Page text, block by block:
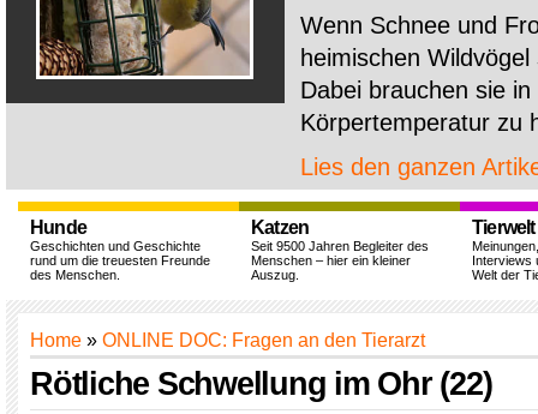
Wenn Schnee und
heimischen
Dabei brauchen sie
Körpertemperatur zu
Lies den ganzen
Hunde
Geschichten und Geschichte
rund um die treuesten Freunde
des Menschen.
Katzen
Seit 9500 Jahren Begleiter des
Menschen – hier ein kleiner
Auszug.
Tierwelt
Interviews
Welt der
Home » ONLINE DOC: Fragen an den Tierarzt
Rötliche Schwellung im Ohr (22)